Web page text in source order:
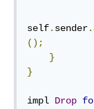
self. sender.
();
}
}
impl Drop